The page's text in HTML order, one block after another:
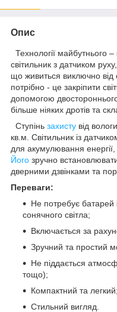
Опис
Технології майбутнього
світильник з датчиком
що живиться виключно від
потрібно - це закріпити
допомогою
більше ніяких дротів та
Ступінь захисту від
кв.м. Світильник із
для акумулювання енергії,
Його зручно
дверними дзвінками та
Переваги:
Не потребує батарей
сонячного світла;
Включається за
Зручний та простий
Не піддається
тощо);
Компактний та легкий;
Стильний вигляд.